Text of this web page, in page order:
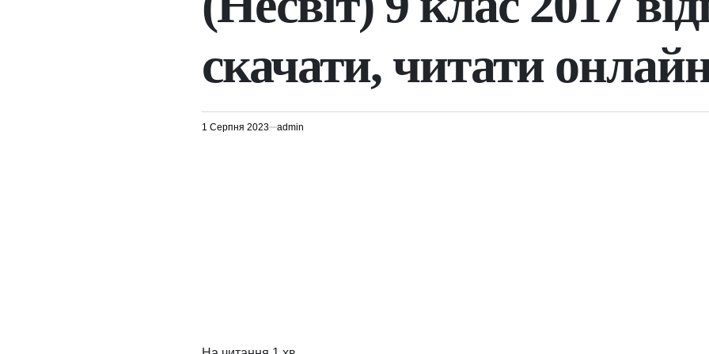
скачати, читати
1 Серпня 2023 admin